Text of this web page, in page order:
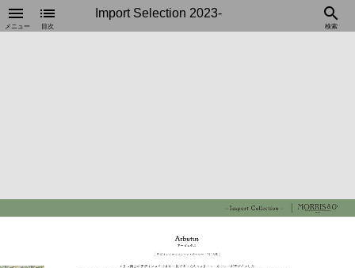
menu
メニュー
Import Selection 2023-
list
目次
search
検索